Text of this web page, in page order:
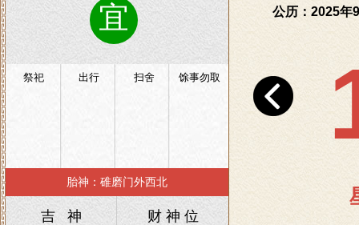
宜
祭祀 出行 扫舍 馀事勿取
胎神：碓磨门外西北
吉 神 财 神 位
公历：2025年